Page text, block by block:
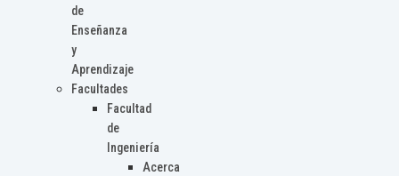
de
Enseñanza
y
Aprendizaje
Facultades
Facultad
de
Ingeniería
Acerca